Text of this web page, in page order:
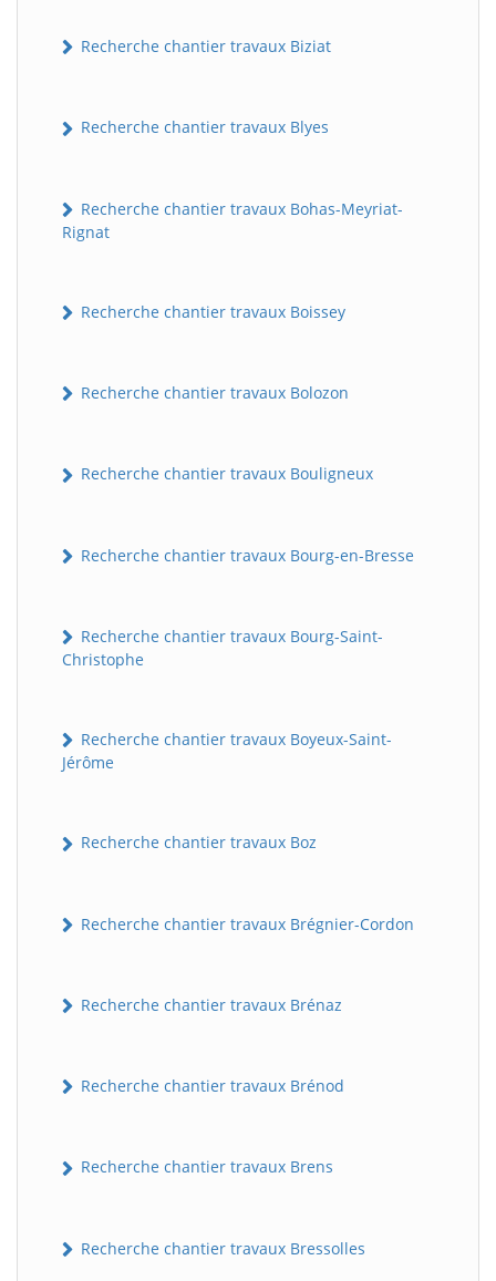
Recherche chantier travaux Biziat
Recherche chantier travaux Blyes
Recherche chantier travaux Bohas-Meyriat-
Rignat
Recherche chantier travaux Boissey
Recherche chantier travaux Bolozon
Recherche chantier travaux Bouligneux
Recherche chantier travaux Bourg-en-Bresse
Recherche chantier travaux Bourg-Saint-
Christophe
Recherche chantier travaux Boyeux-Saint-
Jérôme
Recherche chantier travaux Boz
Recherche chantier travaux Brégnier-Cordon
Recherche chantier travaux Brénaz
Recherche chantier travaux Brénod
Recherche chantier travaux Brens
Recherche chantier travaux Bressolles